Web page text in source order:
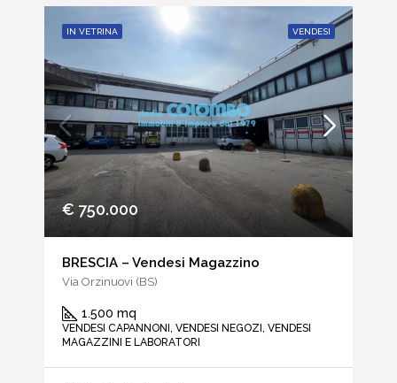
IN VETRINA VENDESI
€ 750.000
BRESCIA – Vendesi Magazzino
Via Orzinuovi (BS)
1.500 mq
VENDESI CAPANNONI, VENDESI NEGOZI, VENDESI
MAGAZZINI E LABORATORI